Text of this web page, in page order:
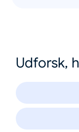
Udforsk,